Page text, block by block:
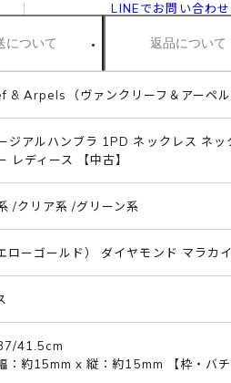
LINEでお問い合わせ
について 返品について
& Arpels（ヴァンクリーフ＆アーペ
ジアルハンブラ 1PD ネックレス ネッ
レディース 【中古】
/クリア系 /グリーン系
ローゴールド） ダイヤモンド マラカ
41.5cm
：約15mm x 縦：約15mm 【枠・バ